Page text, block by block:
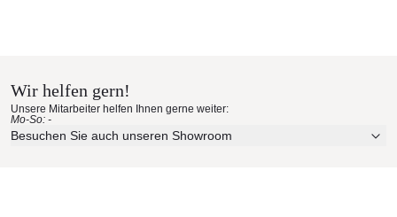
Wir helfen gern!
Unsere Mitarbeiter helfen Ihnen gerne weiter:
Mo-So: -
Besuchen Sie auch unseren Showroom